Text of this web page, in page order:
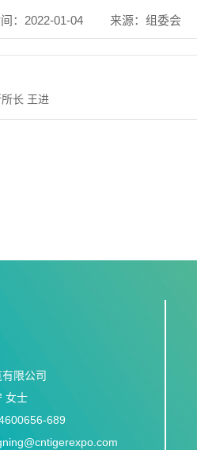
：2022-01-04 来源：组委会
长 王进
限公司
女士
689
cntigerexpo.com